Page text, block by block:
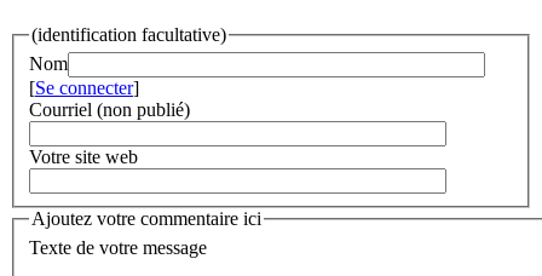
(identification facultative)
Nom
[Se connecter]
Courriel (non publié)
Votre site web
Ajoutez votre commentaire ici
Texte de votre message